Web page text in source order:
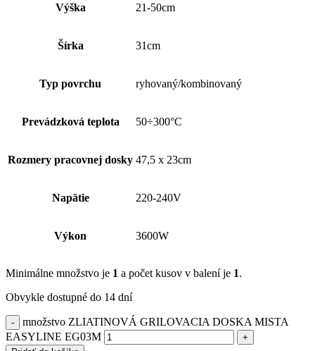
Výška 21-50cm
Šírka 31cm
Typ povrchu ryhovaný/kombinovaný
Prevádzková teplota 50÷300°C
Rozmery pracovnej dosky 47,5 x 23cm
Napätie 220-240V
Výkon 3600W
Minimálne množstvo je 1 a počet kusov v balení je 1.
Obvykle dostupné do 14 dní
množstvo ZLIATINOVÁ GRILOVACIA DOSKA MISTA
EASYLINE EG03M